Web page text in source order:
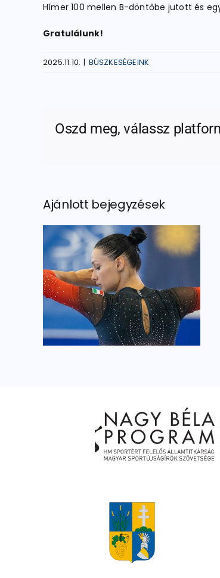
Hímer 100 mellen B-döntőbe jutott és
Gratulálunk!
2025.11.10. | BÜSZKESÉGEINK
Oszd meg, válassz
Ajánlott bejegyzések
Egyéni bronzérem
zöld-fehérben